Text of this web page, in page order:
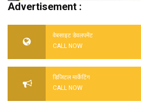
Advertisement :
वेबसाइट डेवलपमेंट
CALL NOW
डिजिटल मार्केटिंग
CALL NOW